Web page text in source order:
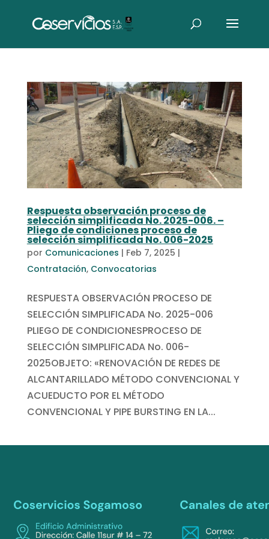
Respuesta observación proceso de
selección simplificada No. 2025-006. –
Pliego de condiciones proceso de
selección simplificada No. 006-2025
por Comunicaciones | Feb 7, 2025 |
Contratación, Convocatorias
RESPUESTA OBSERVACIÓN PROCESO DE
SELECCIÓN SIMPLIFICADA No. 2025-006
PLIEGO DE CONDICIONESPROCESO DE
SELECCIÓN SIMPLIFICADA No. 006-
2025OBJETO: «RENOVACIÓN DE REDES DE
ALCANTARILLADO MÉTODO CONVENCIONAL Y
ACUEDUCTO POR EL MÉTODO
CONVENCIONAL Y PIPE BURSTING EN LA...